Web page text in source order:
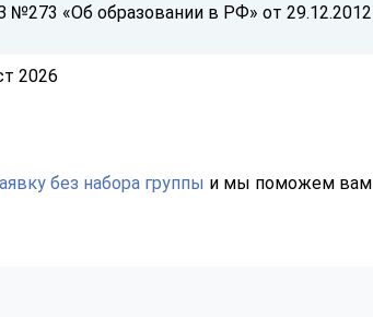
«Об образовании в РФ» от 29.12.2012
2026
без набора группы и мы поможем вам